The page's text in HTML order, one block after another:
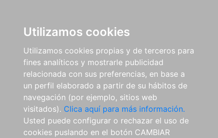
Utilizamos cookies
Utilizamos cookies propias y de terceros para
fines analíticos y mostrarle publicidad
relacionada con sus preferencias, en base a
un perfil elaborado a partir de su hábitos de
navegación (por ejemplo, sitios web
visitados). Clica aquí para más información.
Usted puede configurar o rechazar el uso de
cookies puslando en el botón CAMBIAR